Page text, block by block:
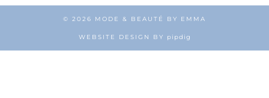
© 2026 MODE & BEAUTÉ BY EMMA
WEBSITE DESIGN BY pipdig